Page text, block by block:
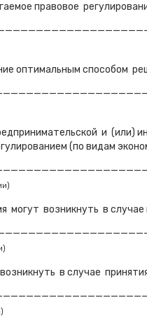
правовое
оптимальным способом
и (или)
(по видам
могут возникнуть в случае
в случае